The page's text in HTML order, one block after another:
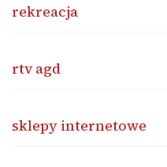
rekreacja
rtv agd
sklepy internetowe